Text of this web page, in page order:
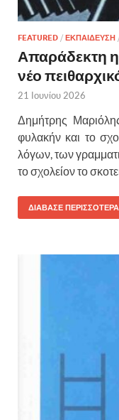
FEATURED / ΕΚΠΑΙΔΕΥΣΗ
Απαράδεκτη η
νέο
21 Ιουνίου 2026
Δημήτρης
φυλακήν και το
λόγων, των
το σχολείον το
ΔΙΑΒΑΣΕ ΠΕΡΙΣΣΟΤΕΡΑ